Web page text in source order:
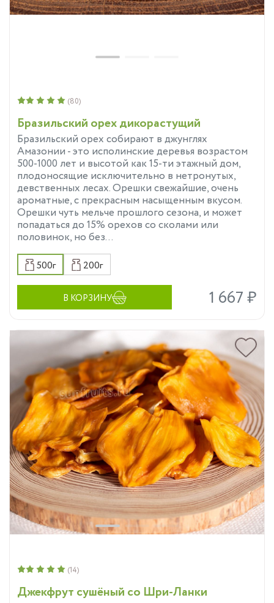
Бразильский орех дикорастущий
Бразильский орех собирают в джунглях
Амазонии - это исполинские деревья возрастом
500-1000 лет и высотой как 15-ти этажный дом,
плодоносящие исключительно в нетронутых,
девственных лесах. Орешки свежайшие, очень
ароматные, с прекрасным насыщенным вкусом.
Орешки чуть мельче прошлого сезона, и может
попадаться до 15% орехов со сколами или
половинок, но без...
(80)
500г 200г
В КОРЗИНУ 1 667 ₽
Джекфрут сушёный со Шри-Ланки
(14)